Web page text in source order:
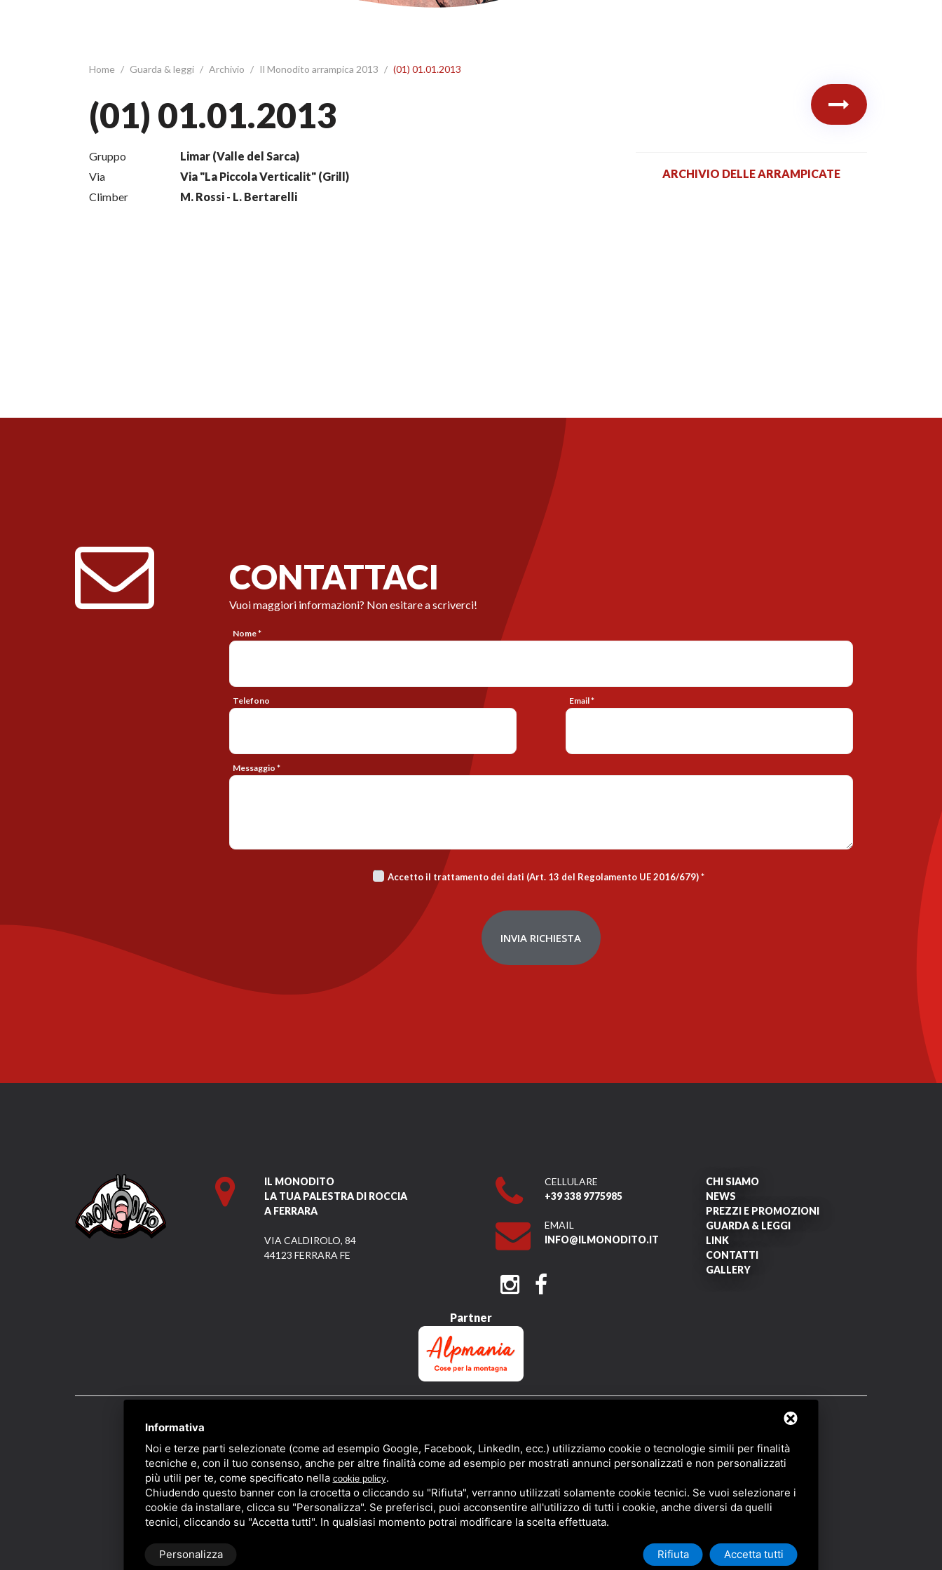
Home / Guarda & leggi / Archivio / Il Monodito arrampica 2013 / (01) 01.01.2013
(01) 01.01.2013
Gruppo
Limar (Valle del Sarca)
Via
Via "La Piccola Verticalit" (Grill)
Climber
M. Rossi - L. Bertarelli
ARCHIVIO DELLE ARRAMPICATE
CONTATTACI
Vuoi maggiori informazioni? Non esitare a scriverci!
Nome *
Telefono Email *
Messaggio *
Accetto il trattamento dei dati (Art. 13 del Regolamento UE 2016/679)*
INVIA RICHIESTA
IL MONODITO
LA TUA PALESTRA DI ROCCIA
A FERRARA
VIA CALDIROLO, 84
44123 FERRARA FE
CELLULARE
+39 338 9775985
EMAIL
INFO@ILMONODITO.IT
CHI SIAMO
NEWS
PREZZI E PROMOZIONI
GUARDA & LEGGI
LINK
CONTATTI
GALLERY
Partner
Informativa
Noi e terze parti selezionate (come ad esempio Google, Facebook, LinkedIn, ecc.) utilizziamo cookie o tecnologie simili per finalità
tecniche e, con il tuo consenso, anche per altre finalità come ad esempio per mostrati annunci personalizzati e non personalizzati
più utili per te, come specificato nella cookie policy.
Chiudendo questo banner con la crocetta o cliccando su "Rifiuta", verranno utilizzati solamente cookie tecnici. Se vuoi selezionare i
cookie da installare, clicca su "Personalizza". Se preferisci, puoi acconsentire all'utilizzo di tutti i cookie, anche diversi da quelli
tecnici, cliccando su "Accetta tutti". In qualsiasi momento potrai modificare la scelta effettuata.
Personalizza Rifiuta Accetta tutti